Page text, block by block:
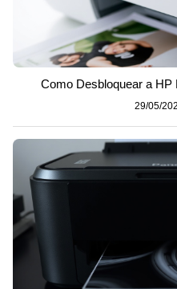
Como Desbloquear a
29/05/